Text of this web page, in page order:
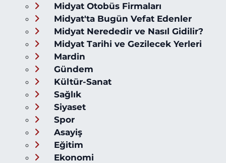
Midyat Otobüs Firmaları
Midyat'ta Bugün Vefat Edenler
Midyat Nerededir ve Nasıl Gidilir?
Midyat Tarihi ve Gezilecek Yerleri
Mardin
Gündem
Kültür-Sanat
Sağlık
Siyaset
Spor
Asayiş
Eğitim
Ekonomi